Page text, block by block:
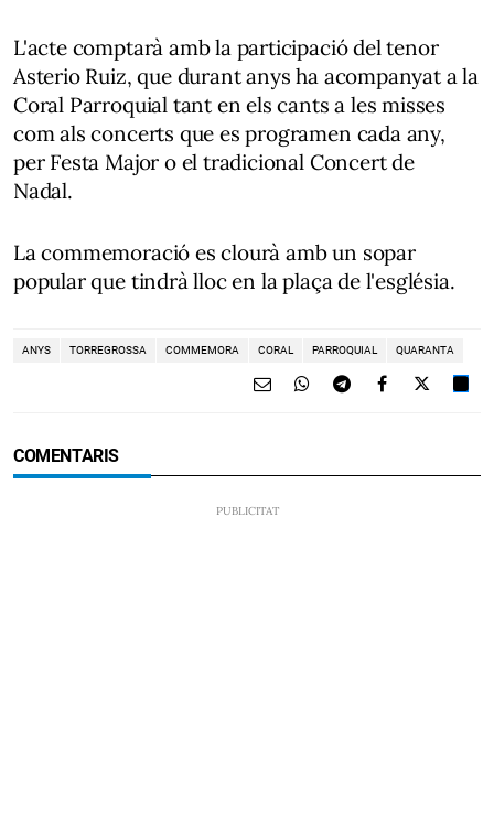
L'acte comptarà amb la participació del tenor
Asterio Ruiz, que durant anys ha acompanyat a la
Coral Parroquial tant en els cants a les misses
com als concerts que es programen cada any,
per Festa Major o el tradicional Concert de
Nadal.
La commemoració es clourà amb un sopar
popular que tindrà lloc en la plaça de l'església.
ANYS TORREGROSSA COMMEMORA CORAL PARROQUIAL QUARANTA
COMENTARIS